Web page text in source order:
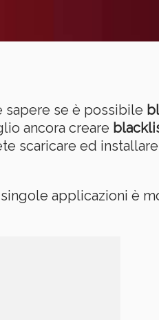
sapere se è possibile
ancora creare
scaricare ed
applicazioni è